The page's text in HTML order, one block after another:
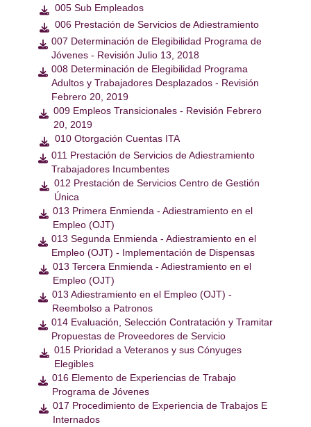
 005 Sub Empleados
 006 Prestación de Servicios de Adiestramiento
 007 Determinación de Elegibilidad Programa de
Jóvenes - Revisión Julio 13, 2018
 008 Determinación de Elegibilidad Programa
Adultos y Trabajadores Desplazados - Revisión
Febrero 20, 2019
 009 Empleos Transicionales - Revisión Febrero
20, 2019
 010 Otorgación Cuentas ITA
 011 Prestación de Servicios de Adiestramiento
Trabajadores Incumbentes
 012 Prestación de Servicios Centro de Gestión
Única
 013 Primera Enmienda - Adiestramiento en el
Empleo (OJT)
 013 Segunda Enmienda - Adiestramiento en el
Empleo (OJT) - Implementación de Dispensas
 013 Tercera Enmienda - Adiestramiento en el
Empleo (OJT)
 013 Adiestramiento en el Empleo (OJT) -
Reembolso a Patronos
 014 Evaluación, Selección Contratación y Tramitar
Propuestas de Proveedores de Servicio
 015 Prioridad a Veteranos y sus Cónyuges
Elegibles
 016 Elemento de Experiencias de Trabajo
Programa de Jóvenes
 017 Procedimiento de Experiencia de Trabajos E
Internados